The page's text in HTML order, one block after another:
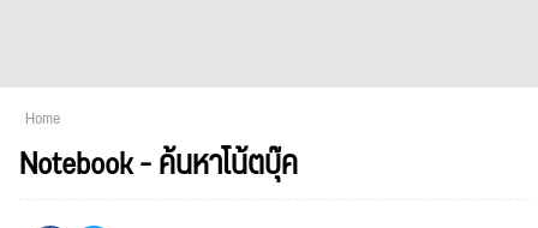
Home
Notebook - ค้นหาโน้ตบุ๊ค